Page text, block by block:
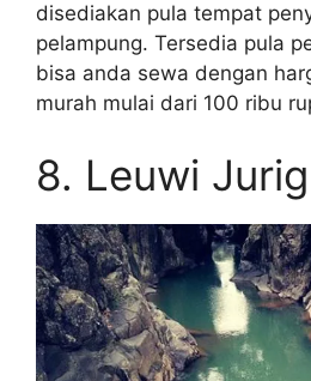
disediakan pula tempat
pelampung. Tersedia pula
bisa anda sewa dengan
murah mulai dari 100 ribu
8. Leuwi Jurig